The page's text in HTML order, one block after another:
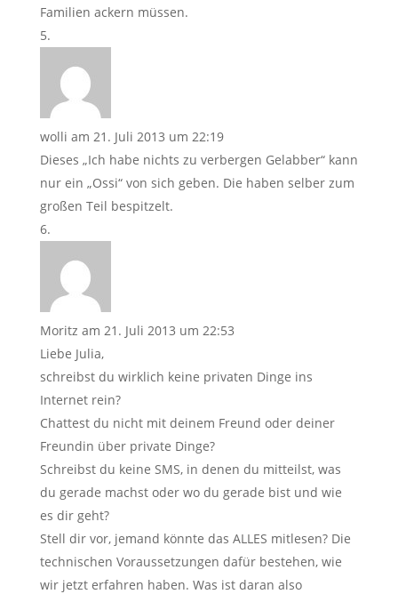
Familien ackern müssen.
wolli am 21. Juli 2013 um 22:19
Dieses „Ich habe nichts zu verbergen Gelabber“ kann
nur ein „Ossi“ von sich geben. Die haben selber zum
großen Teil bespitzelt.
Moritz am 21. Juli 2013 um 22:53
Liebe Julia,
schreibst du wirklich keine privaten Dinge ins
Internet rein?
Chattest du nicht mit deinem Freund oder deiner
Freundin über private Dinge?
Schreibst du keine SMS, in denen du mitteilst, was
du gerade machst oder wo du gerade bist und wie
es dir geht?
Stell dir vor, jemand könnte das ALLES mitlesen? Die
technischen Voraussetzungen dafür bestehen, wie
wir jetzt erfahren haben. Was ist daran also